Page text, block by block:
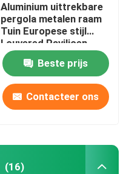
Aluminium uittrekbare
pergola metalen raam
Tuin Europese stijl
Louvered Paviljoen
Beste prijs
Contacteer ons
(16)